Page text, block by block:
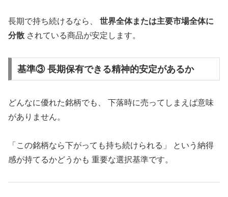
長期で持ち続けるなら、 世界全体または主要市場全体に
分散 されている商品が安定します。
基準③ 長期保有できる精神的安定があるか
どんなに優れた銘柄でも、 下落時に売ってしまえば意味
がありません。
「この銘柄なら下がっても持ち続けられる」 という納得
感が持てるかどうかも 重要な選択基準です。